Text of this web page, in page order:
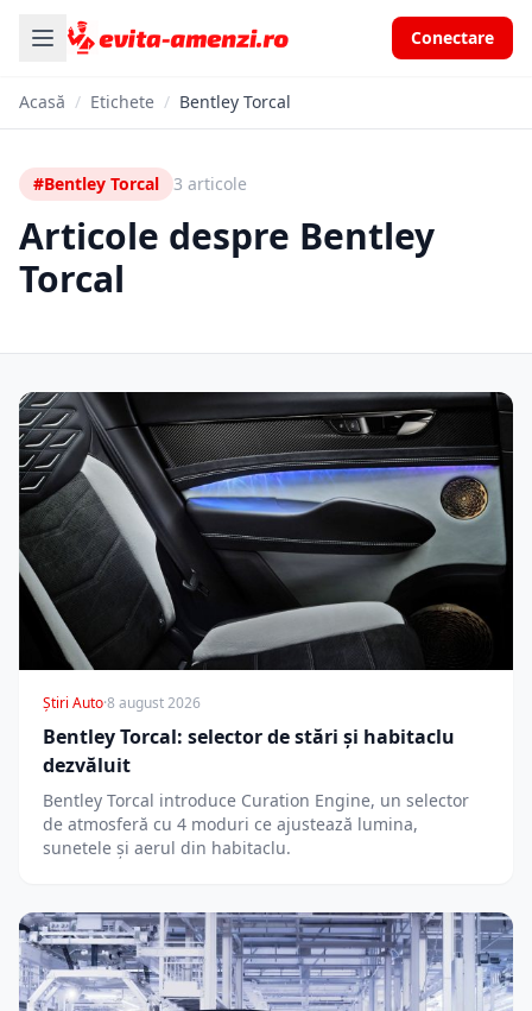
Conectare
Acasă / Etichete / Bentley Torcal
#Bentley Torcal 3 articole
Articole despre Bentley
Torcal
Știri Auto·8 august 2026
Bentley Torcal: selector de stări și habitaclu
dezvăluit
Bentley Torcal introduce Curation Engine, un selector
de atmosferă cu 4 moduri ce ajustează lumina,
sunetele și aerul din habitaclu.